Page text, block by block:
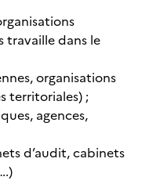
travaille dans le
organisations
territoriales) ;
agences,
d’audit, cabinets